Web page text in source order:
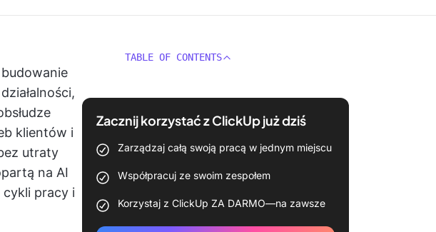
klientów i
utraty
na AI
cykli pracy i
TABLE OF CONTENTS
Zacznij korzystać z ClickUp już dziś
Zarządzaj całą swoją pracą w jednym miejscu
Współpracuj ze swoim zespołem
Korzystaj z ClickUp ZA DARMO—na zawsze